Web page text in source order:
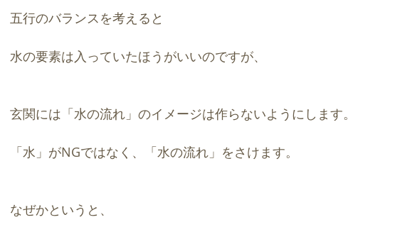
五行のバランスを考えると
水の要素は入っていたほうがいいのですが、
玄関には「水の流れ」のイメージは作らないようにします。
「水」がNGではなく、「水の流れ」をさけます。
なぜかというと、